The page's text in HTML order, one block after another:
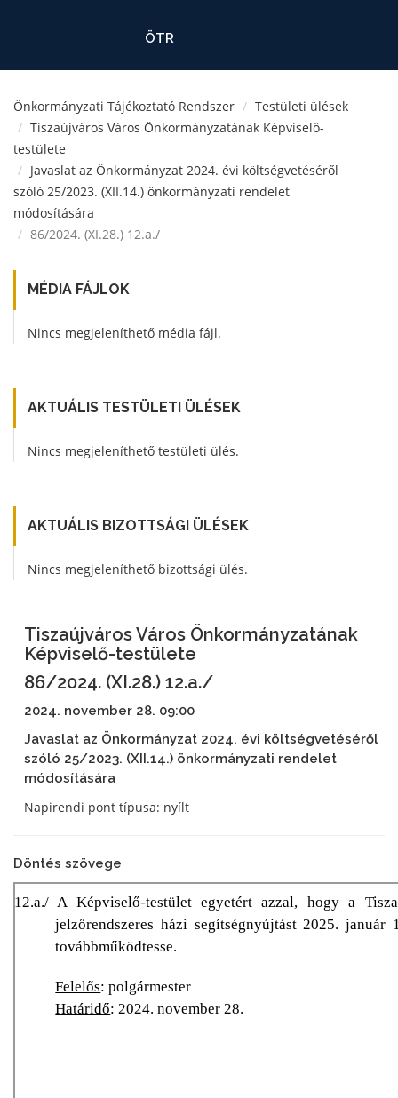
ÖTR
Önkormányzati Tájékoztató Rendszer
Testületi ülések
Tiszaújváros Város Önkormányzatának Képviselő-
testülete
Javaslat az Önkormányzat 2024. évi költségvetéséről
szóló 25/2023. (XII.14.) önkormányzati rendelet
módosítására
86/2024. (XI.28.) 12.a./
MÉDIA FÁJLOK
Nincs megjeleníthető média fájl.
AKTUÁLIS TESTÜLETI ÜLÉSEK
Nincs megjeleníthető testületi ülés.
AKTUÁLIS BIZOTTSÁGI ÜLÉSEK
Nincs megjeleníthető bizottsági ülés.
Tiszaújváros Város Önkormányzatának
Képviselő-testülete
86/2024. (XI.28.) 12.a./
2024. november 28. 09:00
Javaslat az Önkormányzat 2024. évi költségvetéséről
szóló 25/2023. (XII.14.) önkormányzati rendelet
módosítására
Napirendi pont típusa: nyílt
Döntés szövege